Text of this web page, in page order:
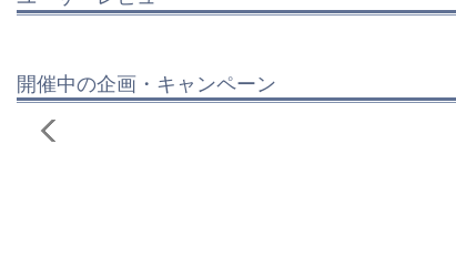
開催中の企画・キャンペーン